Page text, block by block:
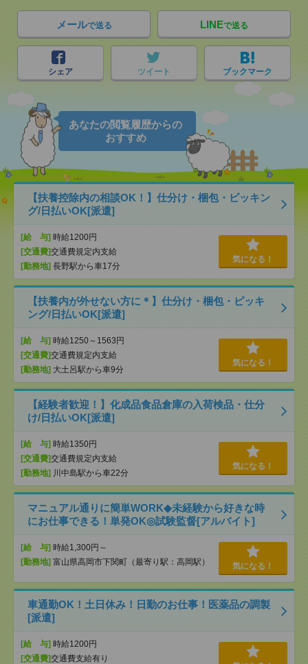
メールで送る LINEで送る
シェア ツイート ブックマーク
あなたの閲覧履歴からの
おすすめ
【扶養控除内の相談OK！】仕分け・梱包・ピッキン
グ/日払いOK[派遣]
[給 与] 時給1200円
[交通費]交通費規定内支給
[勤務地] 長野駅から車17分
気になる！
【扶養内が外せない方に＊】仕分け・梱包・ピッキ
ング/日払いOK[派遣]
[給 与] 時給1250～1563円
[交通費]交通費規定内支給
[勤務地] 大土呂駅から車9分
気になる！
【経験者歓迎！】化成品食品倉庫の入荷検品・仕分
け/日払いOK[派遣]
[給 与] 時給1350円
[交通費]交通費規定内支給
[勤務地] 川中島駅から車22分
気になる！
マニュアル通りに簡単WORK◆未経験から好きな時
にお仕事できる！単発OK◎試験監督[アルバイト]
[給 与] 時給1,300円～
[勤務地] 富山県高岡市下関町（最寄り駅：高岡駅） 気になる！
車通勤OK！土日休み！日勤のお仕事！医薬品の調製
[派遣]
[給 与] 時給1200円
[交通費]交通費支給有り